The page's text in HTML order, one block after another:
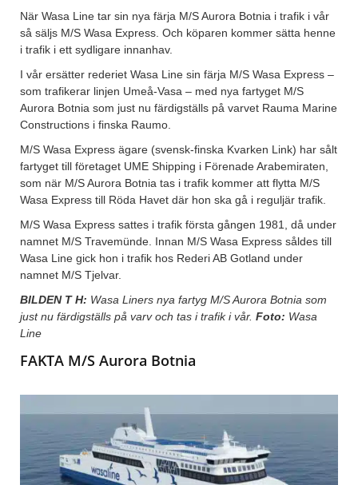
När Wasa Line tar sin nya färja M/S Aurora Botnia i trafik i vår
så säljs M/S Wasa Express. Och köparen kommer sätta henne
i trafik i ett sydligare innanhav.
I vår ersätter rederiet Wasa Line sin färja M/S Wasa Express –
som trafikerar linjen Umeå-Vasa – med nya fartyget M/S
Aurora Botnia som just nu färdigställs på varvet Rauma Marine
Constructions i finska Raumo.
M/S Wasa Express ägare (svensk-finska Kvarken Link) har sålt
fartyget till företaget UME Shipping i Förenade Arabemiraten,
som när M/S Aurora Botnia tas i trafik kommer att flytta M/S
Wasa Express till Röda Havet där hon ska gå i reguljär trafik.
M/S Wasa Express sattes i trafik första gången 1981, då under
namnet M/S Travemünde. Innan M/S Wasa Express såldes till
Wasa Line gick hon i trafik hos Rederi AB Gotland under
namnet M/S Tjelvar.
BILDEN T H: Wasa Liners nya fartyg M/S Aurora Botnia som
just nu färdigställs på varv och tas i trafik i vår. Foto: Wasa
Line
FAKTA M/S Aurora Botnia